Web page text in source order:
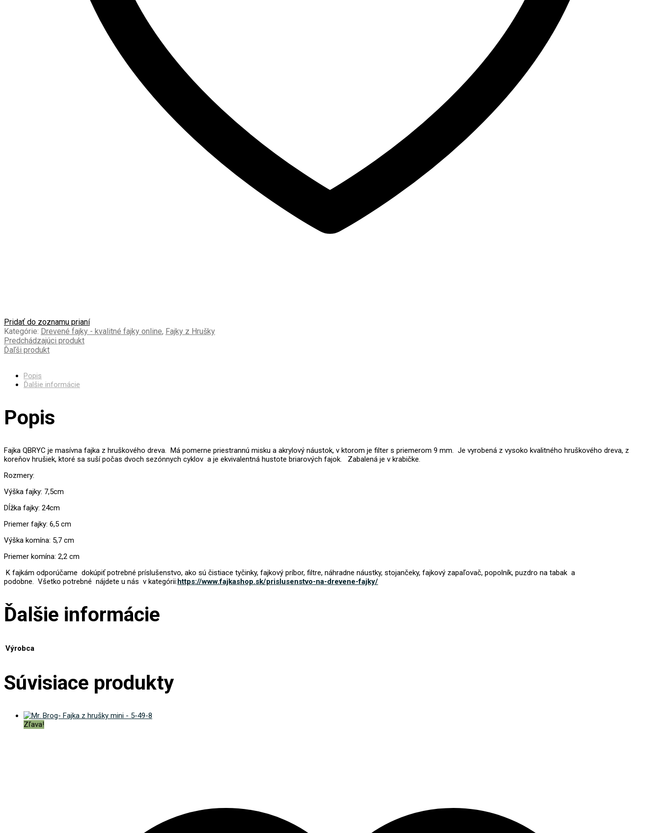
Pridať do zoznamu prianí
Kategórie: Drevené fajky - kvalitné fajky online, Fajky z Hrušky
Predchádzajúci produkt
Ďaľši produkt
Popis
Ďalšie informácie
Popis
Fajka QBRYC je masívna fajka z hruškového dreva. Má pomerne priestrannú misku a akrylový náustok, v ktorom je filter s priemerom 9 mm. Je vyrobená z vysoko kvalitného hruškového dreva, z
koreňov hrušiek, ktoré sa suší počas dvoch sezónnych cyklov a je ekvivalentná hustote briarových fajok.
Zabalená je v krabičke.
Rozmery:
Výška fajky: 7,5cm
Dĺžka fajky: 24cm
Priemer fajky: 6,5 cm
Výška komína: 5,7 cm
Priemer komína: 2,2 cm
K fajkám odporúčame dokúpiť potrebné príslušenstvo, ako sú čistiace tyčinky, fajkový príbor, filtre, náhradne náustky, stojančeky, fajkový zapaľovač, popolník, puzdro na tabak a
podobne. Všetko potrebné nájdete u nás v kategórii:https://www.fajkashop.sk/prislusenstvo-na-drevene-fajky/
Ďalšie informácie
Výrobca
Súvisiace produkty
Zľava!